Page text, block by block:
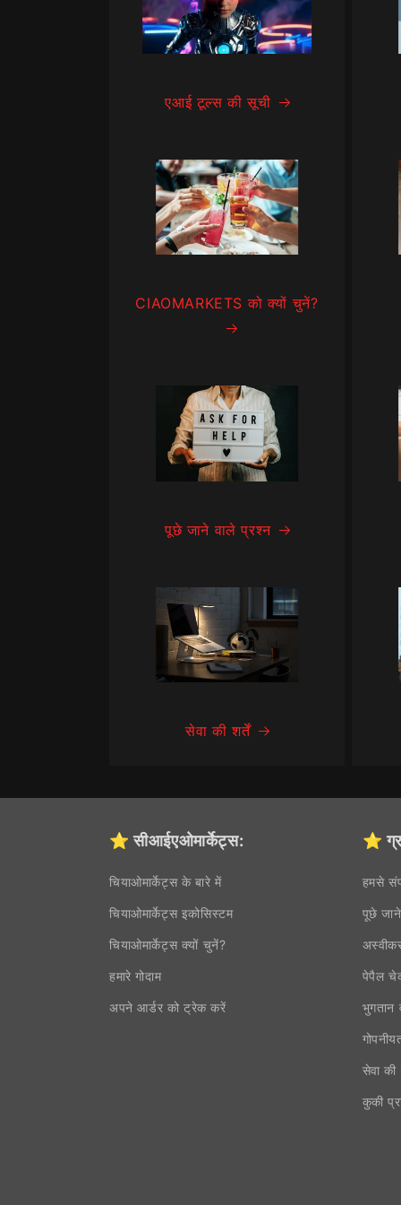
एआई टूल्स की सूची
CIAOMARKETS को क्यों चुनें?
पूछे जाने वाले प्रश्न
सेवा की शर्तें
⭐ सीआईएओमार्केट्स:
चियाओमार्केट्स के बारे में
चियाओमार्केट्स इकोसिस्टम
चियाओमार्केट्स क्यों चुनें?
हमारे गोदाम
अपने आर्डर को ट्रेक करें
⭐
हमसे
पूछे
पेपैल
भुगतान
सेवा की
कुकी